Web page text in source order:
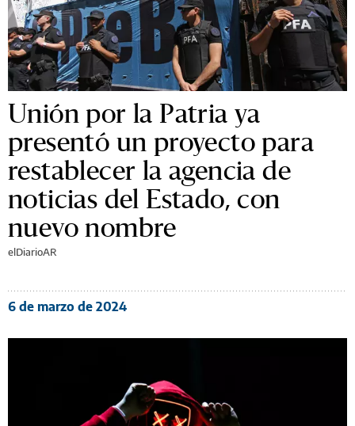
Unión por la Patria ya
presentó un proyecto para
restablecer la agencia de
noticias del Estado, con
nuevo nombre
elDiarioAR
6 de marzo de 2024